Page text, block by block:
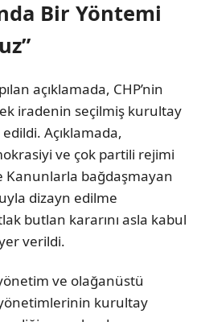
Bir Yöntemi
açıklamada, CHP’nin
iradenin seçilmiş kurultay
Açıklamada,
ve çok partili rejimi
Kanunlarla bağdaşmayan
dizayn edilme
butlan kararını asla kabul
verildi.
ve olağanüstü
kurultay